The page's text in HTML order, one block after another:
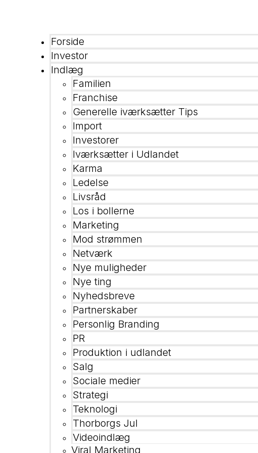
Forside
Investor
Indlæg
Familien
Franchise
Generelle iværksætter Tips
Import
Investorer
Iværksætter i Udlandet
Karma
Ledelse
Livsråd
Los i bollerne
Marketing
Mod strømmen
Netværk
Nye muligheder
Nye ting
Nyhedsbreve
Partnerskaber
Personlig Branding
PR
Produktion i udlandet
Salg
Sociale medier
Strategi
Teknologi
Thorborgs Jul
Videoindlæg
Viral Marketing